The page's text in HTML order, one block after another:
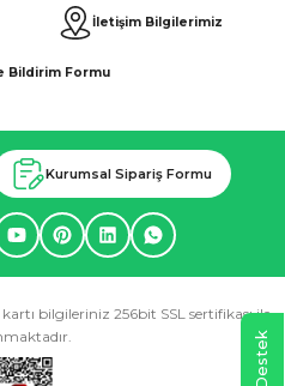
İletişim Bilgilerimiz
Bildirim Formu
Kurumsal Sipariş Formu
bilgileriniz 256bit SSL sertifikası ile